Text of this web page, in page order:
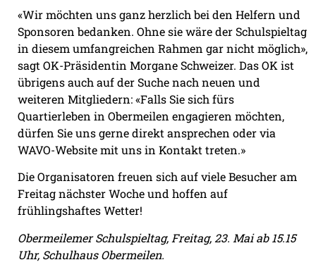
«Wir möchten uns ganz herzlich bei den Helfern und
Sponsoren bedanken. Ohne sie wäre der Schulspieltag
in diesem umfangreichen Rahmen gar nicht möglich»,
sagt OK-Präsidentin Morgane Schweizer. Das OK ist
übrigens auch auf der Suche nach neuen und
weiteren Mitgliedern: «Falls Sie sich fürs
Quartierleben in Obermeilen engagieren möchten,
dürfen Sie uns gerne direkt ansprechen oder via
WAVO-Website mit uns in Kontakt treten.»
Die Organisatoren freuen sich auf viele Besucher am
Freitag nächster Woche und hoffen auf
frühlingshaftes Wetter!
Obermeilemer Schulspieltag, Freitag, 23. Mai ab 15.15
Uhr, Schulhaus Obermeilen.